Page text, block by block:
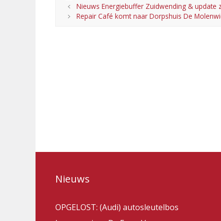
Nieuws Energiebuffer Zuidwending & update
Repair Café komt naar Dorpshuis De
Nieuws
OPGELOST: (Audi) autosleutelbos